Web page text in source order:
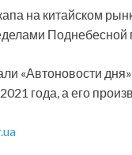
на китайском
Поднебесной
«Автоновости
года, а его